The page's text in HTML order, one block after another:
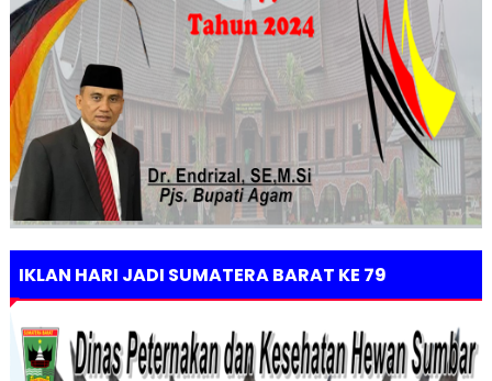
IKLAN HARI JADI SUMATERA BARAT KE 79